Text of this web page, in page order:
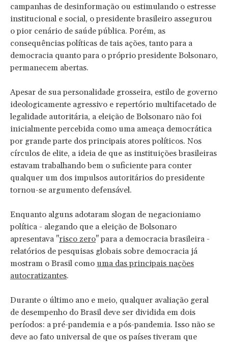
campanhas de desinformação ou estimulando o estresse
institucional e social, o presidente brasileiro assegurou
o pior cenário de saúde pública. Porém, as
consequências políticas de tais ações, tanto para a
democracia quanto para o próprio presidente Bolsonaro,
permanecem abertas.
Apesar de sua personalidade grosseira, estilo de governo
ideologicamente agressivo e repertório multifacetado de
legalidade autoritária, a eleição de Bolsonaro não foi
inicialmente percebida como uma ameaça democrática
por grande parte dos principais atores políticos. Nos
círculos de elite, a ideia de que as instituições brasileiras
estavam trabalhando bem o suficiente para conter
qualquer um dos impulsos autoritários do presidente
tornou-se argumento defensável.
Enquanto alguns adotaram slogan de negacioniamo
política - alegando que a eleição de Bolsonaro
apresentava "risco zero" para a democracia brasileira -
relatórios de pesquisas globais sobre democracia já
mostram o Brasil como uma das principais nações
autocratizantes.
Durante o último ano e meio, qualquer avaliação geral
de desempenho do Brasil deve ser dividida em dois
períodos: a pré-pandemia e a pós-pandemia. Isso não se
deve ao fato universal de que os países tiveram que